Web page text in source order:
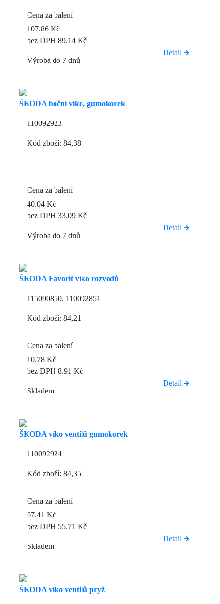
Cena za balení
107.86 Kč
bez DPH 89.14 Kč
Výroba do 7 dnů
Detail
ŠKODA boční víko, gumokorek
110092923
Kód zboží: 84,38
Cena za balení
40.04 Kč
bez DPH 33.09 Kč
Výroba do 7 dnů
Detail
ŠKODA Favorit víko rozvodů
115090850, 110092851
Kód zboží: 84,21
Cena za balení
10.78 Kč
bez DPH 8.91 Kč
Skladem
Detail
ŠKODA víko ventilů gumokorek
110092924
Kód zboží: 84,35
Cena za balení
67.41 Kč
bez DPH 55.71 Kč
Skladem
Detail
ŠKODA víko ventilů pryž